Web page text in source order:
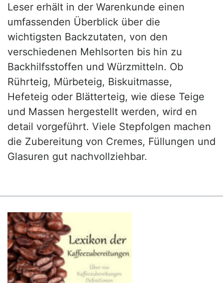
Leser erhält in der Warenkunde einen
umfassenden Überblick über die
wichtigsten Backzutaten, von den
verschiedenen Mehlsorten bis hin zu
Backhilfsstoffen und Würzmitteln. Ob
Rührteig, Mürbeteig, Biskuitmasse,
Hefeteig oder Blätterteig, wie diese Teige
und Massen hergestellt werden, wird en
detail vorgeführt. Viele Stepfolgen machen
die Zubereitung von Cremes, Füllungen und
Glasuren gut nachvollziehbar.